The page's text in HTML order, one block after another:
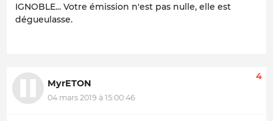
IGNOBLE... Votre émission n'est pas nulle, elle est
dégueulasse.
MyrETON
04 mars 2019 à 15:00:46
4